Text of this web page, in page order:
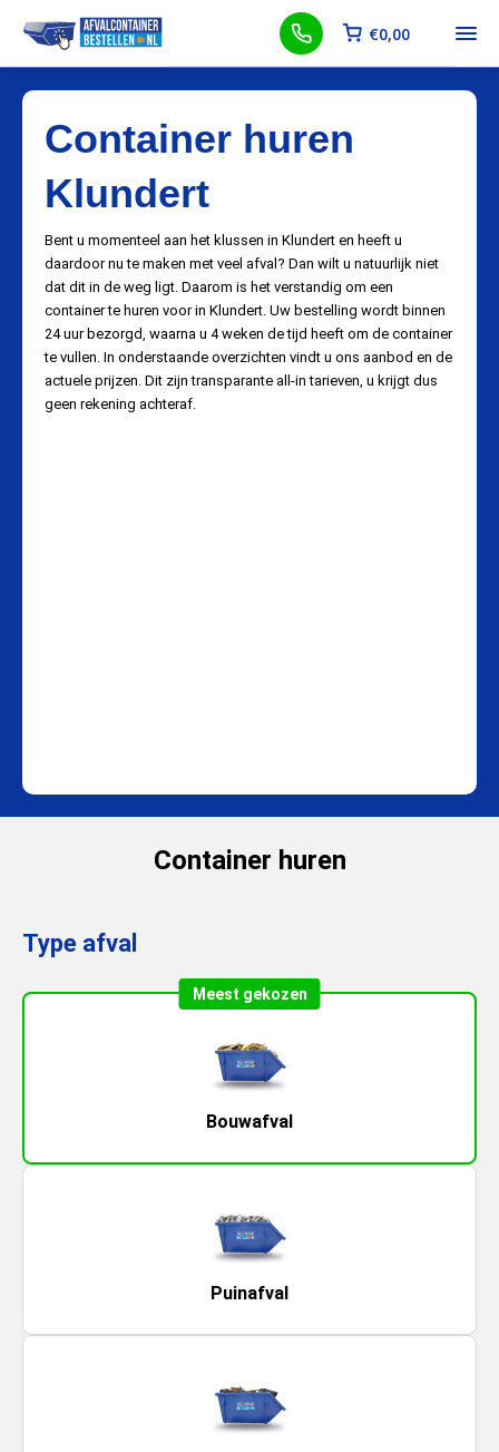
€0,00
Container huren
Klundert
Bent u momenteel aan het klussen in Klundert en heeft u
daardoor nu te maken met veel afval? Dan wilt u natuurlijk niet
dat dit in de weg ligt. Daarom is het verstandig om een
container te huren voor in Klundert. Uw bestelling wordt binnen
24 uur bezorgd, waarna u 4 weken de tijd heeft om de container
te vullen. In onderstaande overzichten vindt u ons aanbod en de
actuele prijzen. Dit zijn transparante all-in tarieven, u krijgt dus
geen rekening achteraf.
Container huren
Type afval
Meest gekozen
Bouwafval
Puinafval